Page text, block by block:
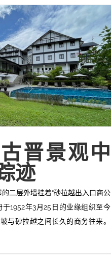
晋景观中
迹
二层外墙挂着“砂拉越出入口商公
于1952年3月25日的业缘组织至今
与砂拉越之间长久的商务往来。